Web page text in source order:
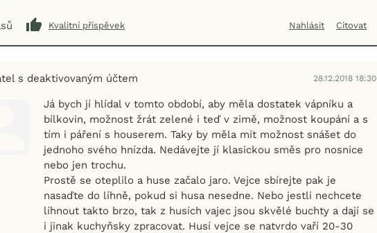
Kvalitní příspěvek Nahlásit Citovat
s deaktivovaným účtem 28.12.2018 18:30
Já bych jí hlídal v tomto období, aby měla dostatek vápníku a
bílkovin, možnost žrát zelené i teď v zimě, možnost koupání a s
tím i páření s houserem. Taky by měla mít možnost snášet do
jednoho svého hnízda. Nedávejte jí klasickou směs pro nosnice
nebo jen trochu.
Prostě se oteplilo a huse začalo jaro. Vejce sbírejte pak je
nasaďte do líhně, pokud si husa nesedne. Nebo jestli nechcete
líhnout takto brzo, tak z husích vajec jsou skvělé buchty a dají se
i jinak kuchyňsky zpracovat. Husí vejce se natvrdo vaří 20-30